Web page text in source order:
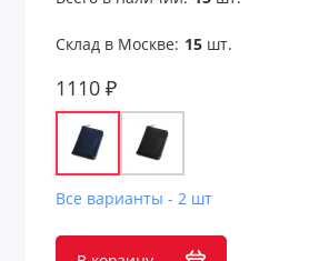
Склад в Москве: 15шт.
1110 ₽
Все варианты - 2 шт